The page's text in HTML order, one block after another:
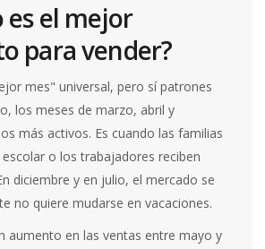
es el mejor
para vender?
mes" universal, pero sí patrones
los meses de marzo, abril y
más activos. Es cuando las familias
o los trabajadores reciben
diciembre y en julio, el mercado se
no quiere mudarse en vacaciones.
aumento en las ventas entre mayo y